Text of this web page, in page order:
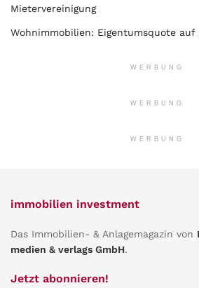
Mietervereinigung
Wohnimmobilien: Eigentumsquote
WERBUNG
WERBUNG
WERBUNG
immobilien investment
Das Immobilien- & Anlagemagazin von
medien & verlags GmbH.
Jetzt abonnieren!